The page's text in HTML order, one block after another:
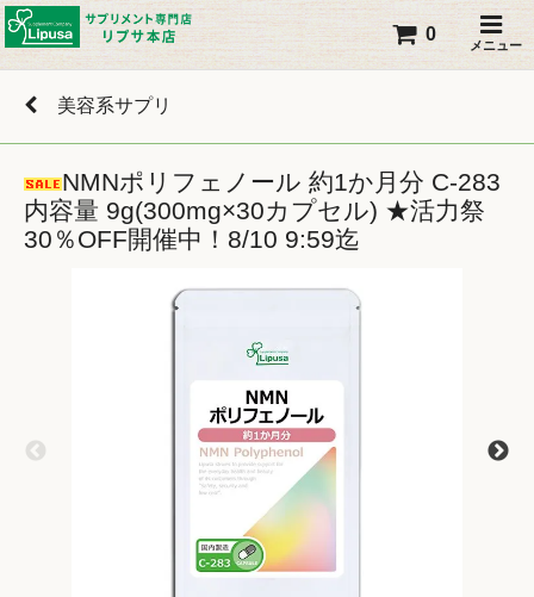
メニュー
0
美容系サプリ
NMNポリフェノール 約1か月分 C-283
内容量 9g(300mg×30カプセル) ★活力祭
30％OFF開催中！8/10 9:59迄